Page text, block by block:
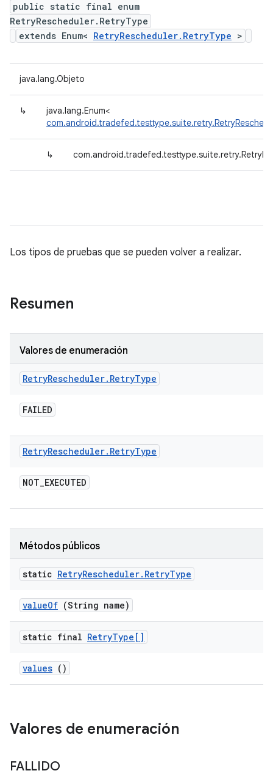
public static final enum
RetryRescheduler.RetryType
extends Enum< RetryRescheduler.RetryType >
java.lang.Objeto
↳
java.lang.Enum<
↳
Los tipos de pruebas que se pueden volver a realizar.
Resumen
Valores de enumeración
RetryRescheduler. RetryType
FAILED
RetryRescheduler. RetryType
NOT_EXECUTED
Métodos públicos
static RetryRescheduler. RetryType
valueOf (String name)
static final RetryType[]
values ()
Valores de enumeración
FALLIDO